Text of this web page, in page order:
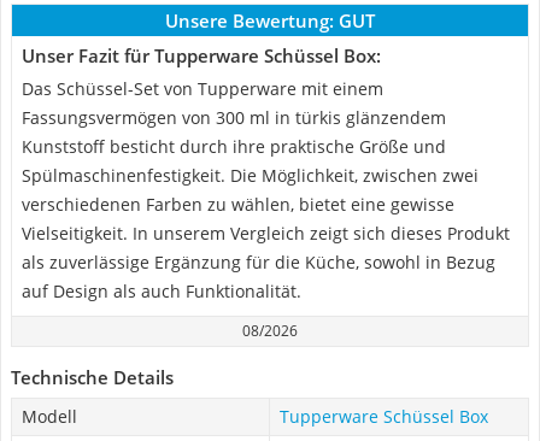
Unsere Bewertung: GUT
Unser Fazit für Tupperware Schüssel Box:
Das Schüssel-Set von Tupperware mit einem
Fassungsvermögen von 300 ml in türkis glänzendem
Kunststoff besticht durch ihre praktische Größe und
Spülmaschinenfestigkeit. Die Möglichkeit, zwischen zwei
verschiedenen Farben zu wählen, bietet eine gewisse
Vielseitigkeit. In unserem Vergleich zeigt sich dieses Produkt
als zuverlässige Ergänzung für die Küche, sowohl in Bezug
auf Design als auch Funktionalität.
08/2026
Technische Details
Modell
Tupperware Schüssel Box